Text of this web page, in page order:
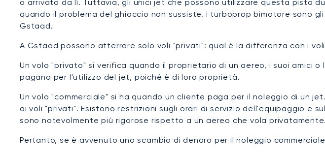
o arrivato da lì. Tuttavia, gli unici jet che possono utilizzare questa pista
quando il problema del ghiaccio non sussiste, i turboprop bimotore sono
Gstaad.
A Gstaad possono atterrare solo voli "privati": qual è la differenza con i voli
Un volo "privato" si verifica quando il proprietario di un aereo, i suoi amici
pagano per l'utilizzo del jet, poiché è di loro proprietà.
Un volo "commerciale" si ha quando un cliente paga per il noleggio di un
ai voli "privati". Esistono restrizioni sugli orari di servizio dell'equipaggio e
sono notevolmente più rigorose rispetto a un aereo che vola privatamente.
Pertanto, se è avvenuto uno scambio di denaro per il noleggio